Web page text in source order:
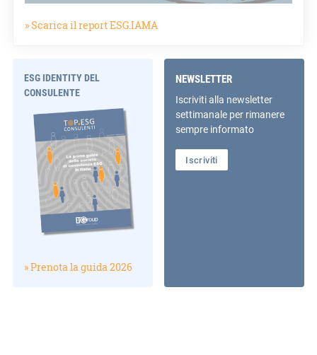
» Scarica il report ESG.IAMA
ESG IDENTITY DEL
CONSULENTE
» Prenota la guida 2026
NEWSLETTER
Iscriviti alla newsletter
settimanale per rimanere
sempre informato
Iscriviti